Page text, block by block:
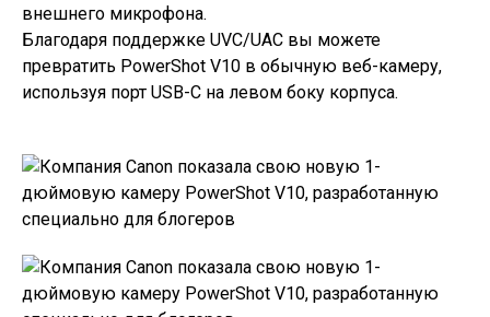
внешнего микрофона.
Благодаря поддержке UVC/UAC вы можете
превратить PowerShot V10 в обычную веб-камеру,
используя порт USB-C на левом боку корпуса.